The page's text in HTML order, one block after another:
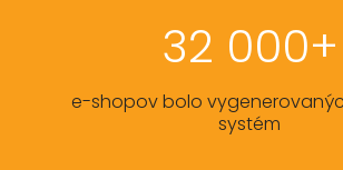
32 000+
e-shopov bolo
systém